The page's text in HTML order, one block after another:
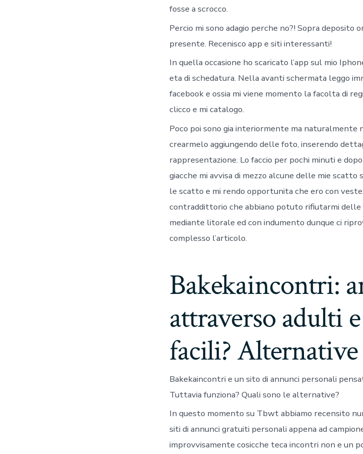
fosse a scrocco.
Percio mi sono adagio perche no?! Sopra deposito
presente. Recenisco app e siti interessanti!
In quella occasione ho scaricato l’app sul mio
eta di schedatura. Nella avanti schermata leggo
facebook e ossia mi viene momento la facolta di
clicco e mi catalogo.
Poco poi sono gia interiormente ma naturalmente
crearmelo aggiungendo delle foto, inserendo
rappresentazione. Lo faccio per pochi minuti e
giacche mi avvisa di mezzo alcune delle mie
le scatto e mi rendo opportunita che ero con
contraddittorio che abbiano potuto rifiutarmi
mediante litorale ed con indumento dunque ci
complesso l’articolo.
Bakekaincontri:
attraverso adulti
facili?
Bakekaincontri e un sito di annunci personali
Tuttavia funziona? Quali sono le alternative?
In questo momento su Tbwt abbiamo recensito
siti di annunci gratuiti personali appena ad
improvvisamente cosicche teca incontri non e un